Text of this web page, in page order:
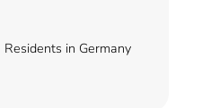
Residents in Germany